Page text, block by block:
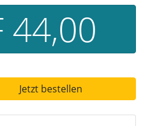
44,00
Jetzt bestellen